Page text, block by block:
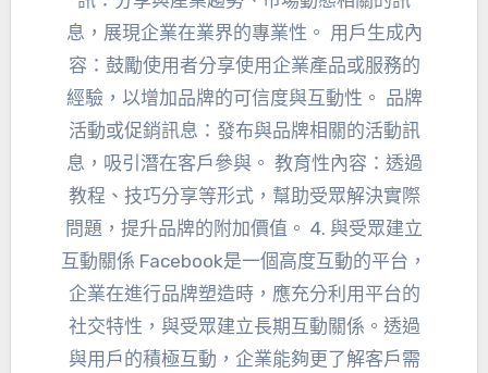
息，展現企業在業界的專業性。 用戶生成內
容：鼓勵使用者分享使用企業產品或服務的
經驗，以增加品牌的可信度與互動性。 品牌
活動或促銷訊息：發布與品牌相關的活動訊
息，吸引潛在客戶參與。 教育性內容：透過
教程、技巧分享等形式，幫助受眾解決實際
問題，提升品牌的附加價值。 4. 與受眾建立
互動關係 Facebook是一個高度互動的平台，
企業在進行品牌塑造時，應充分利用平台的
社交特性，與受眾建立長期互動關係。透過
與用戶的積極互動，企業能夠更了解客戶需